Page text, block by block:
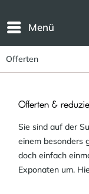
Menü
Offerten
Offerten &
Sie sind auf der
einem besonders
doch einfach
Exponaten um.